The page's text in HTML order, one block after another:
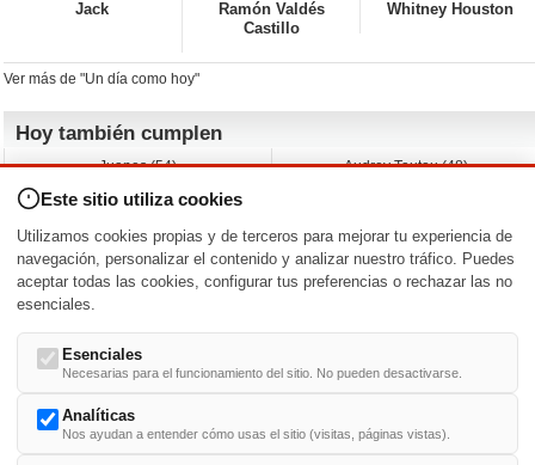
Jack
Ramón Valdés
Castillo
Whitney Houston
Ver más de "Un día como hoy"
Hoy también cumplen
Juanes (54)
Jessica Capshaw (50)
Sam Elliott (82)
Jarvis Hayes (45)
Audrey Tautou (48)
The Edge (65)
Anna Kendrick (41)
Nacimientos y estrenos en la fecha
DD/MM /
Este sitio utiliza cookies
Utilizamos cookies propias y de terceros para mejorar tu experiencia de
navegación, personalizar el contenido y analizar nuestro tráfico. Puedes
aceptar todas las cookies, configurar tus preferencias o rechazar las no
esenciales.
Esenciales
Necesarias para el funcionamiento del sitio. No pueden desactivarse.
Analíticas
Nos ayudan a entender cómo usas el sitio (visitas, páginas vistas).